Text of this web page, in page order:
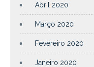
Abril 2020
Março 2020
Fevereiro 2020
Janeiro 2020